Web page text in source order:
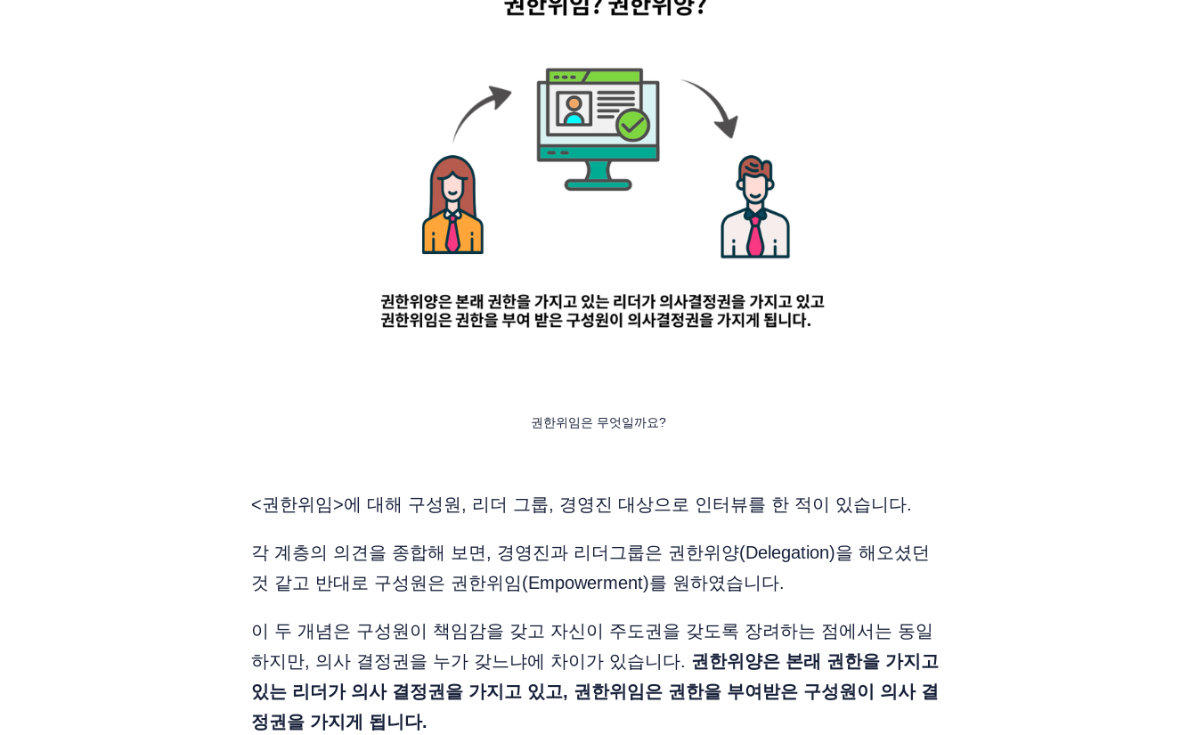
권한위임은 무엇일까요?
<권한위임>에 대해 구성원, 리더 그룹, 경영진 대상으로 인터뷰를 한 적이 있습니다.
각 계층의 의견을 종합해 보면, 경영진과 리더그룹은 권한위양(Delegation)을 해오셨던
것 같고 반대로 구성원은 권한위임(Empowerment)를 원하였습니다.
이 두 개념은 구성원이 책임감을 갖고 자신이 주도권을 갖도록 장려하는 점에서는 동일
하지만, 의사 결정권을 누가 갖느냐에 차이가 있습니다. 권한위양은 본래 권한을 가지고
있는 리더가 의사 결정권을 가지고 있고, 권한위임은 권한을 부여받은 구성원이 의사 결
정권을 가지게 됩니다.